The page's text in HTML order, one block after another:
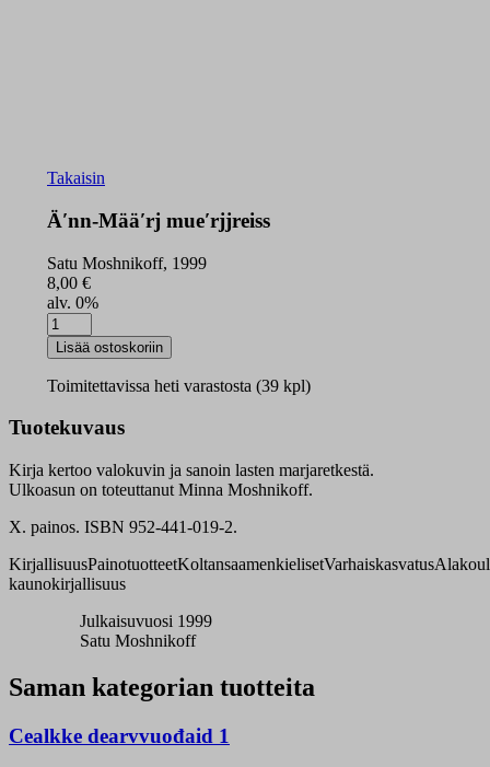
Takaisin
Äʹnn-Määʹrj mueʹrjjreiss
Satu Moshnikoff, 1999
8,00 €
alv. 0%
Äʹnn-
Määʹrj
mueʹrjjreiss
määrä
Lisää ostoskoriin
Toimitettavissa heti varastosta (39 kpl)
Tuotekuvaus
Kirja kertoo valokuvin ja sanoin lasten marjaretkestä.
Ulkoasun on toteuttanut Minna Moshnikoff.
X. painos. ISBN 952-441-019-2.
KirjallisuusPainotuotteetKoltansaamenkielisetVarhaiskasvatus
kaunokirjallisuus
Julkaisuvuosi 1999
Satu Moshnikoff
Saman kategorian tuotteita
Cealkke dearvvuođaid 1